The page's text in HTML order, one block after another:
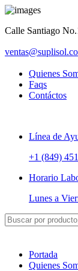
Calle Santiago
Quienes
Faqs
Contáctos
Línea de
+1 (849)
Horario
Lunes a
Portada
Quienes